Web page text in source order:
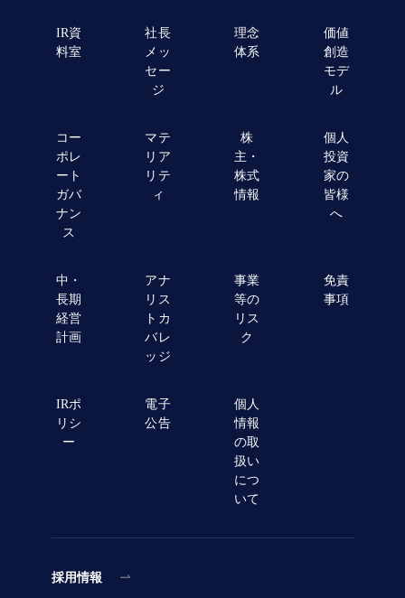
IR資
料室
社長
メッ
セー
ジ
理念
体系
価値
創造
モデ
ル
コー
ポレ
ート
ガバ
ナン
ス
マテ
リア
リテ
ィ
株
主・
株式
情報
個人
投資
家の
皆様
へ
中・
長期
経営
計画
アナ
リス
トカ
バレ
ッジ
事業
等の
リス
ク
免責
事項
IRポ
リシ
ー
電子
公告
個人
情報
の取
扱い
につ
いて
採用情報